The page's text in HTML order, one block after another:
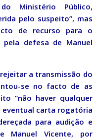
Ministério Público,
pelo suspeito”, mas
de recurso para o
pela defesa de Manuel
a transmissão do
se no facto de as
“não haver qualquer
eventual carta rogatória
para audição e
Manuel Vicente, por